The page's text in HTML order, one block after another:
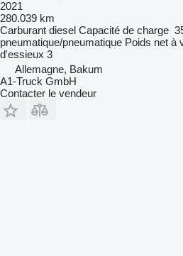
2021
280.039 km
Carburant diesel Capacité de charge
pneumatique/pneumatique Poids net à
d'essieux 3
Allemagne, Bakum
A1-Truck GmbH
Contacter le vendeur